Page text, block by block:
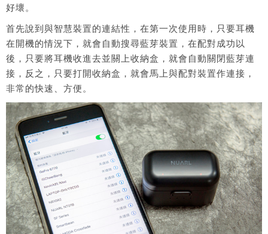
好壞。
首先說到與智慧裝置的連結性，在第一次使用時，只要耳機
在開機的情況下，就會自動搜尋藍芽裝置，在配對成功以
後，只要將耳機收進去並關上收納盒，就會自動關閉藍芽連
接，反之，只要打開收納盒，就會馬上與配對裝置作連接，
非常的快速、方便。